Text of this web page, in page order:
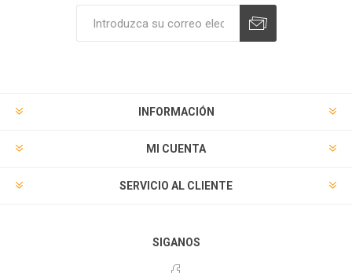
INFORMACIÓN
MI CUENTA
SERVICIO AL CLIENTE
SIGANOS